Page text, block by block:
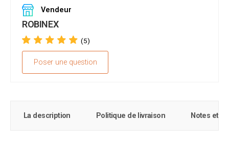
Vendeur
ROBINEX
(5)
Poser une question
La description Politique de livraison Notes et